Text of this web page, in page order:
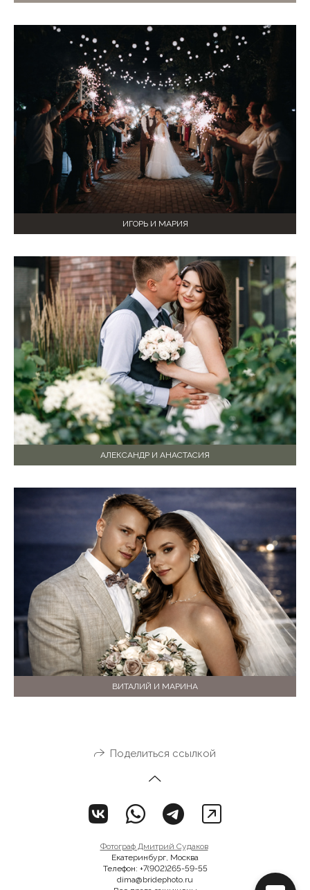
ИГОРЬ И МАРИЯ
АЛЕКСАНДР И АНАСТАСИЯ
ВИТАЛИЙ И МАРИНА
Поделиться ссылкой
Фотограф Дмитрий Судаков
Екатеринбург, Москва
Телефон: +7(902)265-59-55
dima@bridephoto.ru